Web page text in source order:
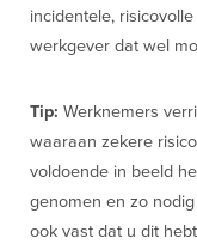
incidentele,
werkgever dat wel
Tip: Werknemers
waaraan zekere
voldoende in beeld
genomen en zo
ook vast dat u dit